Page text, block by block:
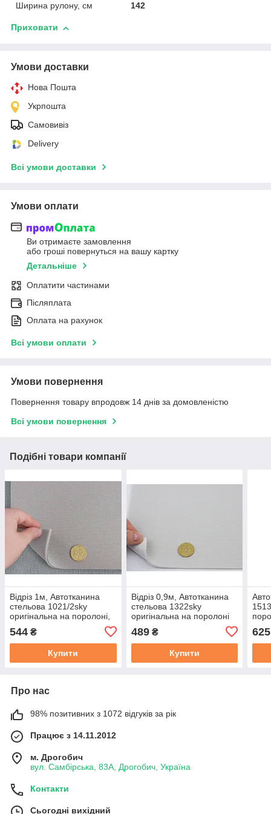
Ширина рулону, см
142
Приховати
Умови доставки
Нова Пошта
Укрпошта
Самовивіз
Delivery
Всі умови доставки
Умови оплати
Ви отримаєте замовлення
або гроші повернуться на вашу картку
Детальніше
Оплатити частинами
Післяплата
Оплата на рахунок
Всі умови оплати
Умови повернення
Повернення товару впродовж 14 днів за домовленістю
Всі умови повернення
Подібні товари компанії
Відріз 1м, Автотканина
стельова 1021/2sky
оригінальна на поролоні,
колір світло-сірий теплий,
товщ. 3мм шир. 155см
544 ₴
Купити
Відріз 0,9м, Автотканина
стельова 1322sky
оригінальна на поролоні
сірий, товщ. 2мм, шир.
150см
489₴
Купити
625
Про нас
98% позитивних з 1072 відгуків за рік
Працює з 14.11.2012
м. Дрогобич
вул. Самбірська, 83А, Дрогобич, Україна
Контакти
Сьогодні вихідний